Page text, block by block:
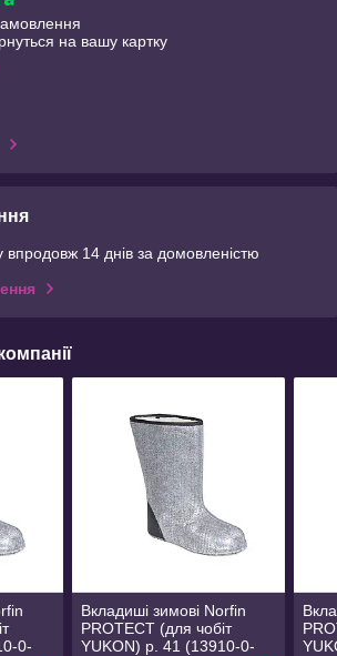
на вашу картку
14 днів за домовленістю
0-
Вкладиші зимові Norfin
PROTECT (для чобіт
YUKON) р. 41 (13910-0-